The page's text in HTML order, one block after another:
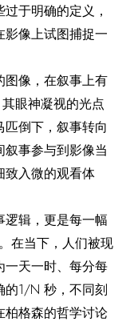
于明确的定义，
像上试图捕捉一
图像，在叙事上有
眼神凝视的光点
倒下，叙事转向
事参与到影像当
致入微的观看体
辑，更是每一幅
在当下，人们被现
一天一时、每分每
的1/N 秒，不同刻
柏格森的哲学讨论